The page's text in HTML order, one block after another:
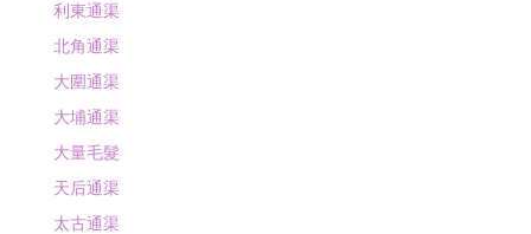
利東通渠
北角通渠
大圍通渠
大埔通渠
大量毛髮
天后通渠
太古通渠